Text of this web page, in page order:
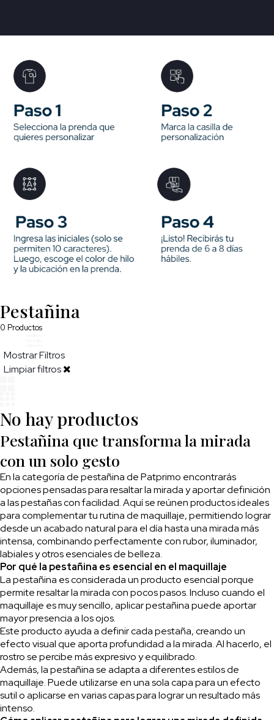
Pestañina
0 Productos
Mostrar Filtros
Limpiar filtros
No hay productos
Pestañina que transforma la mirada
con un solo gesto
En la categoría de pestañina de Patprimo encontrarás
opciones pensadas para resaltar la mirada y aportar definición
a las pestañas con facilidad. Aquí se reúnen productos ideales
para complementar tu rutina de maquillaje, permitiendo lograr
desde un acabado natural para el día hasta una mirada más
intensa, combinando perfectamente con rubor, iluminador,
labiales y otros esenciales de belleza.
Por qué la pestañina es esencial en el maquillaje
La pestañina es considerada un producto esencial porque
permite resaltar la mirada con pocos pasos. Incluso cuando el
maquillaje es muy sencillo, aplicar pestañina puede aportar
mayor presencia a los ojos.
Este producto ayuda a definir cada pestaña, creando un
efecto visual que aporta profundidad a la mirada. Al hacerlo, el
rostro se percibe más expresivo y equilibrado.
Además, la pestañina se adapta a diferentes estilos de
maquillaje. Puede utilizarse en una sola capa para un efecto
sutil o aplicarse en varias capas para lograr un resultado más
intenso.